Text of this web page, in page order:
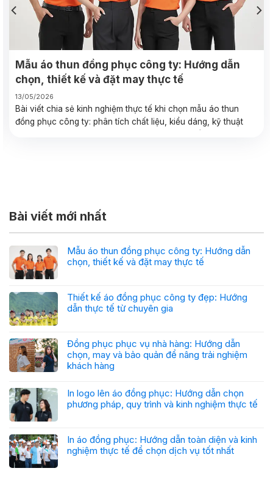
Mẫu áo thun đồng phục công ty: Hướng dẫn
chọn, thiết kế và đặt may thực tế
13/05/2026
Bài viết chia sẻ kinh nghiệm thực tế khi chọn mẫu áo thun
đồng phục công ty: phân tích chất liệu, kiểu dáng, kỹ thuật
Bài viết mới nhất
Mẫu áo thun đồng phục công ty: Hướng dẫn
chọn, thiết kế và đặt may thực tế
Thiết kế áo đồng phục công ty đẹp: Hướng
dẫn thực tế từ chuyên gia
Đồng phục phục vụ nhà hàng: Hướng dẫn
chọn, may và bảo quản để nâng trải nghiệm
khách hàng
In logo lên áo đồng phục: Hướng dẫn chọn
phương pháp, quy trình và kinh nghiệm thực tế
In áo đồng phục: Hướng dẫn toàn diện và kinh
nghiệm thực tế để chọn dịch vụ tốt nhất